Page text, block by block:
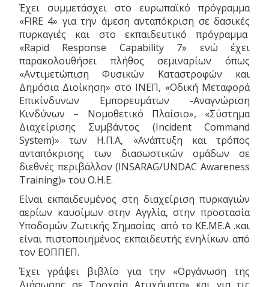
Έχει συμμετάσχει στο ευρωπαϊκό πρόγραμμα
«FIRE 4» για την άμεση ανταπόκριση σε δασικές
πυρκαγιές και στο εκπαιδευτικό πρόγραμμα
«Rapid Response Capability 7» ενώ έχει
παρακολουθήσει πλήθος σεμιναρίων όπως
«Αντιμετώπιση Φυσικών Καταστροφών και
Δημόσια Διοίκηση» στο ΙΝΕΠ, «Οδική Μεταφορά
Επικίνδυνων Εμπορευμάτων -Αναγνώριση
Κινδύνων – Νομοθετικό Πλαίσιο», «Σύστημα
Διαχείρισης Συμβάντος (Incident Command
System)» των Η.Π.Α, «Ανάπτυξη και τρόπος
ανταπόκρισης των διασωστικών ομάδων σε
διεθνές περιβάλλον (INSARAG/UNDAC Awareness
Training)» του Ο.Η.Ε.
Είναι εκπαιδευμένος στη διαχείριση πυρκαγιών
αερίων καυσίμων στην Αγγλία, στην προστασία
Υποδομών Ζωτικής Σημασίας από το ΚΕ.ΜΕ.Α .και
είναι πιστοποιημένος εκπαιδευτής ενηλίκων από
τον ΕΟΠΠΕΠ.
Έχει γράψει βιβλίο για την «Οργάνωση της